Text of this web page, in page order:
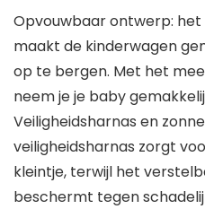
Opvouwbaar ontwerp:
maakt de kinderwagen
op te bergen. Met het
neem je je baby
Veiligheidsharnas en
veiligheidsharnas zorgt
kleintje, terwijl het
beschermt tegen